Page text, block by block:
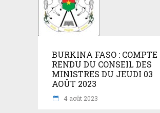
BURKINA FASO : COMPTE
RENDU DU CONSEIL DES
MINISTRES DU JEUDI 03
AOÛT 2023
4 août 2023